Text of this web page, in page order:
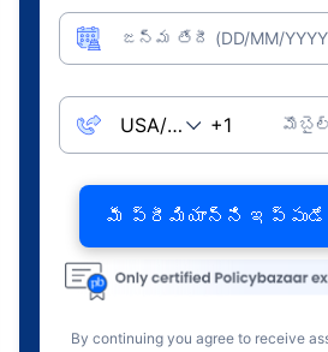
జన్మ తేదీ (DD/MM/
మొబైల్
మీ ప్రీమియాన్ని ఇప్పుడే
By continuing you agree to receive